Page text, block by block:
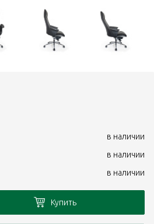
в наличии
в наличии
в наличии
Купить